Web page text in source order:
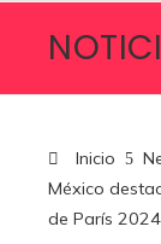
Inicio
México
de París 2024